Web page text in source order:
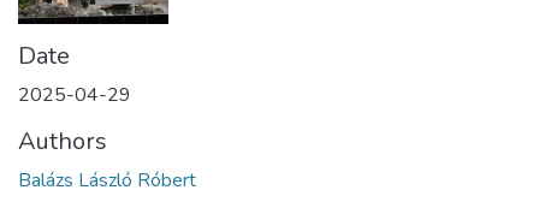
Date
2025-04-29
Authors
Balázs László Róbert